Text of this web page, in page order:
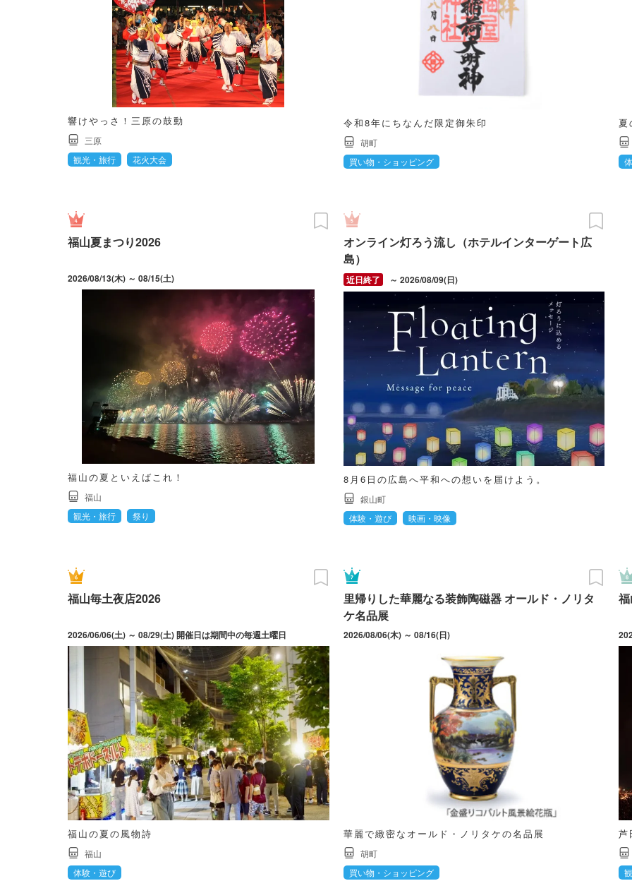
響けやっさ！三原の鼓動
三原
観光・旅行
花火大会
令和8年にちなんだ限定御朱印
胡町
買い物・ショッピング
福山夏まつり2026
2026/08/13(木) ～ 08/15(土)
福山の夏といえばこれ！
福山
観光・旅行
祭り
オンライン灯ろう流し（ホテルインターゲート広
島）
～ 2026/08/09(日)
8月6日の広島へ平和への想いを届けよう。
銀山町
体験・遊び
映画・映像
福山毎土夜店2026
2026/06/06(土) ～ 08/29(土) 開催日は期間中の毎週土曜日
福山の夏の風物詩
福山
体験・遊び
里帰りした華麗なる装飾陶磁器 オールド・ノリタ
ケ名品展
2026/08/06(木) ～ 08/16(日)
華麗で緻密なオールド・ノリタケの名品展
胡町
買い物・ショッピング
芦